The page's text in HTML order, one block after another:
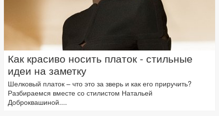
Как красиво носить платок - стильные
идеи на заметку
Шелковый платок – что это за зверь и как его приручить?
Разбираемся вместе со стилистом Натальей
Доброквашиной....